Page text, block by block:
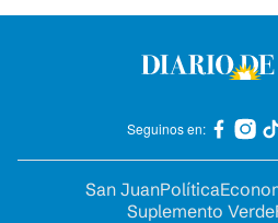
Seguinos en:
San JuanPolítica
Suplemento Verde